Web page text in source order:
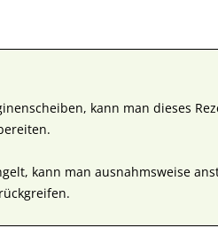
kann man dieses
kann man ausnahmsweise